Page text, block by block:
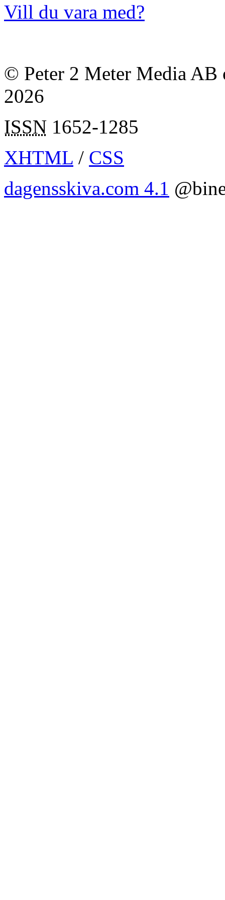
Vill du vara med?
© Peter 2 Meter Media AB
2026
ISSN 1652-1285
XHTML / CSS
dagensskiva.com 4.1